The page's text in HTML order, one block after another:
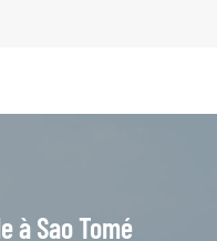
à Sao Tomé